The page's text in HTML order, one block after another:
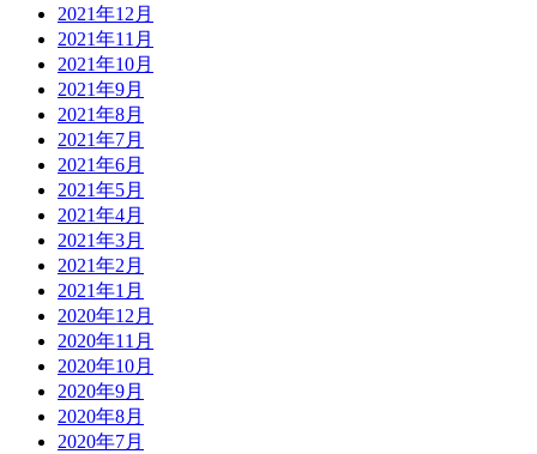
2021年12月
2021年11月
2021年10月
2021年9月
2021年8月
2021年7月
2021年6月
2021年5月
2021年4月
2021年3月
2021年2月
2021年1月
2020年12月
2020年11月
2020年10月
2020年9月
2020年8月
2020年7月